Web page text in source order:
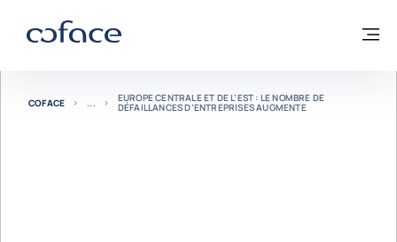
Coface, for Trade - Page d'accueil Groupe Coface
Retour à la page d'accueil
COFACE EUROPE CENTRALE ET DE L’EST : LE NOMBRE DE
DÉFAILLANCES D’ENTREPRISES AUGMENTE